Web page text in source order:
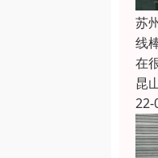
苏
线
在
昆
22-